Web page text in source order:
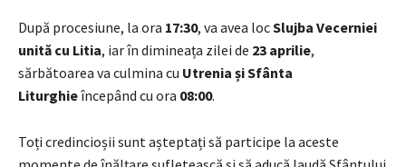
După procesiune, la ora 17:30, va avea locSlujba Vecerniei
unită cu Litia, iar în dimineața zilei de 23 aprilie,
sărbătoarea va culmina cu Utrenia și Sfânta
Liturghieîncepând cu ora 08:00.
Toți credincioșii sunt așteptați să participe la aceste